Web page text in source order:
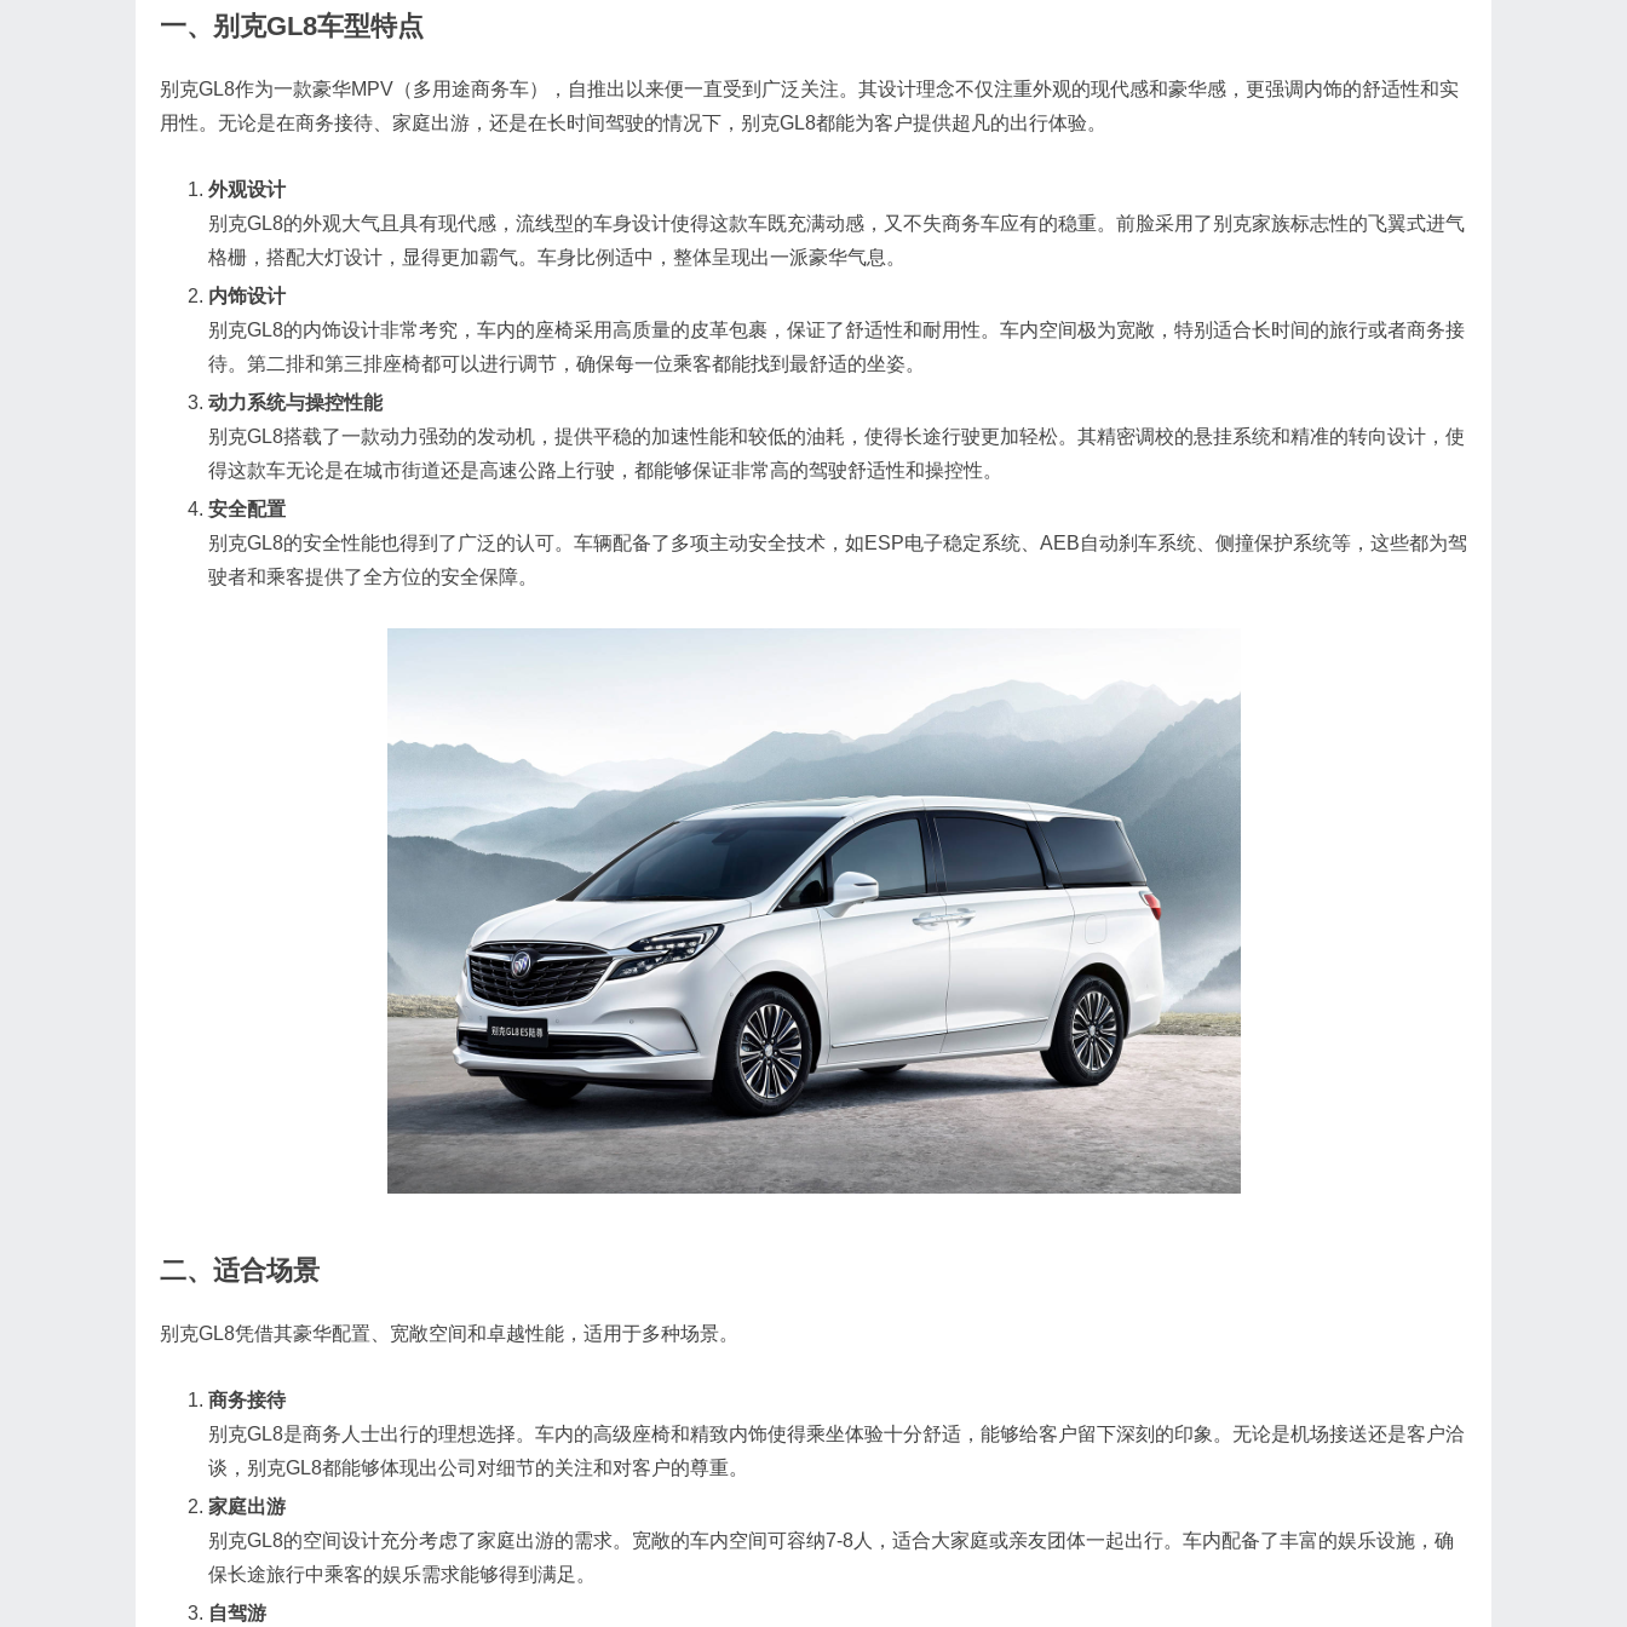
一、别克GL8车型特点
别克GL8作为一款豪华MPV（多用途商务车），自推出以来便一直受到广泛关注。其设计理念不仅注重外观的现代感和豪华感，更强调内饰的舒适性和实
用性。无论是在商务接待、家庭出游，还是在长时间驾驶的情况下，别克GL8都能为客户提供超凡的出行体验。
外观设计
别克GL8的外观大气且具有现代感，流线型的车身设计使得这款车既充满动感，又不失商务车应有的稳重。前脸采用了别克家族标志性的飞翼式进气
格栅，搭配大灯设计，显得更加霸气。车身比例适中，整体呈现出一派豪华气息。
内饰设计
别克GL8的内饰设计非常考究，车内的座椅采用高质量的皮革包裹，保证了舒适性和耐用性。车内空间极为宽敞，特别适合长时间的旅行或者商务接
待。第二排和第三排座椅都可以进行调节，确保每一位乘客都能找到最舒适的坐姿。
动力系统与操控性能
别克GL8搭载了一款动力强劲的发动机，提供平稳的加速性能和较低的油耗，使得长途行驶更加轻松。其精密调校的悬挂系统和精准的转向设计，使
得这款车无论是在城市街道还是高速公路上行驶，都能够保证非常高的驾驶舒适性和操控性。
安全配置
别克GL8的安全性能也得到了广泛的认可。车辆配备了多项主动安全技术，如ESP电子稳定系统、AEB自动刹车系统、侧撞保护系统等，这些都为驾
驶者和乘客提供了全方位的安全保障。
二、适合场景
别克GL8凭借其豪华配置、宽敞空间和卓越性能，适用于多种场景。
商务接待
别克GL8是商务人士出行的理想选择。车内的高级座椅和精致内饰使得乘坐体验十分舒适，能够给客户留下深刻的印象。无论是机场接送还是客户洽
谈，别克GL8都能够体现出公司对细节的关注和对客户的尊重。
家庭出游
别克GL8的空间设计充分考虑了家庭出游的需求。宽敞的车内空间可容纳7-8人，适合大家庭或亲友团体一起出行。车内配备了丰富的娱乐设施，确
保长途旅行中乘客的娱乐需求能够得到满足。
自驾游